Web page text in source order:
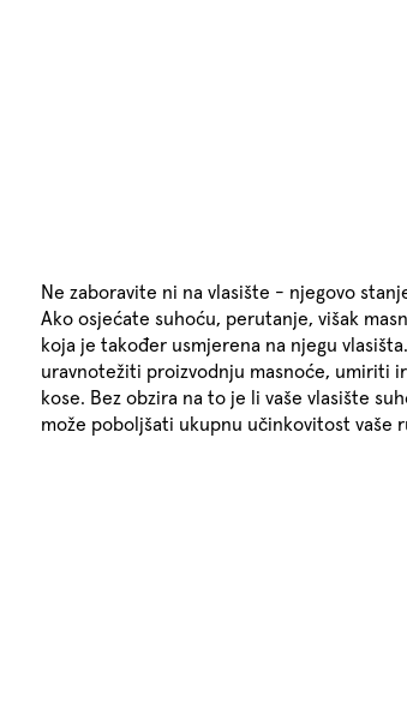
Ne zaboravite ni na vlasište - njegovo
Ako osjećate suhoću, perutanje, višak
koja je također usmjerena na njegu
uravnotežiti proizvodnju masnoće, umiriti
kose. Bez obzira na to je li vaše vlasište
može poboljšati ukupnu učinkovitost vaše